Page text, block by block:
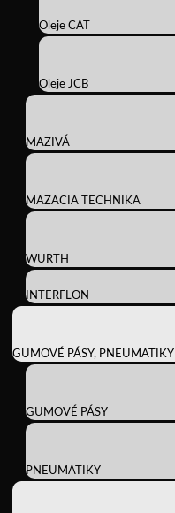
Oleje CAT
Oleje JCB
MAZIVÁ
MAZACIA TECHNIKA
WURTH
INTERFLON
GUMOVÉ PÁSY, PNEUMATIKY
GUMOVÉ PÁSY
PNEUMATIKY